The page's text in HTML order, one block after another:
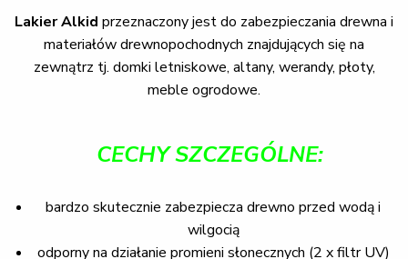
Lakier Alkid przeznaczony jest do zabezpieczania drewna i
materiałów drewnopochodnych znajdujących się na
zewnątrz tj. domki letniskowe, altany, werandy, płoty,
meble ogrodowe.
CECHY SZCZEGÓLNE:
bardzo skutecznie zabezpiecza drewno przed wodą i
wilgocią
odporny na działanie promieni słonecznych (2 x filtr UV)